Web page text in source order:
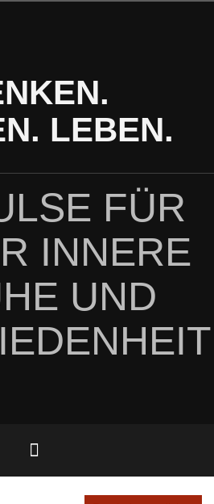
LEBEN.
FÜR
INNERE
UND